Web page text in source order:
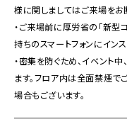
様に関しましてはご来場をお
・ご来場前に厚労省の「新型
持ちのスマートフォンにイン
・密集を防ぐため、イベント
ます。フロア内は全面禁煙で
場合もございます。